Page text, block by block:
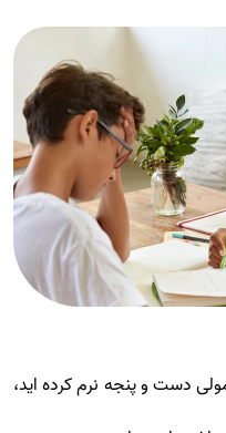
کاری معمولی دست و پنجه نرم کرده اید،